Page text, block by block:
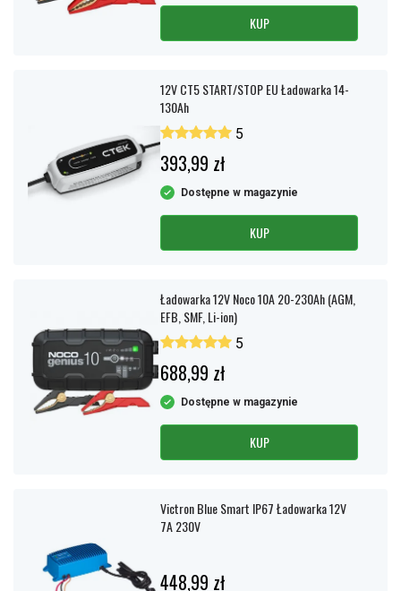
KUP
12V CT5 START/STOP EU Ładowarka 14-
130Ah
5
393,99 zł
Dostępne w magazynie
KUP
Ładowarka 12V Noco 10A 20-230Ah (AGM,
EFB, SMF, Li-ion)
5
688,99 zł
Dostępne w magazynie
KUP
Victron Blue Smart IP67 Ładowarka 12V
7A 230V
448,99 zł